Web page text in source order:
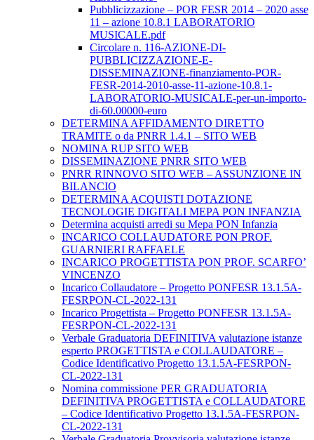
Pubblicizzazione – POR FESR 2014 – 2020 asse
11 – azione 10.8.1 LABORATORIO
MUSICALE.pdf
Circolare n. 116-AZIONE-DI-
PUBBLICIZZAZIONE-E-
DISSEMINAZIONE-finanziamento-POR-
FESR-2014-2010-asse-11-azione-10.8.1-
LABORATORIO-MUSICALE-per-un-importo-
di-60.00000-euro
DETERMINA AFFIDAMENTO DIRETTO
TRAMITE o da PNRR 1.4.1 – SITO WEB
NOMINA RUP SITO WEB
DISSEMINAZIONE PNRR SITO WEB
PNRR RINNOVO SITO WEB – ASSUNZIONE IN
BILANCIO
DETERMINA ACQUISTI DOTAZIONE
TECNOLOGIE DIGITALI MEPA PON INFANZIA
Determina acquisti arredi su Mepa PON Infanzia
INCARICO COLLAUDATORE PON PROF.
GUARNIERI RAFFAELE
INCARICO PROGETTISTA PON PROF. SCARFO’
VINCENZO
Incarico Collaudatore – Progetto PONFESR 13.1.5A-
FESRPON-CL-2022-131
Incarico Progettista – Progetto PONFESR 13.1.5A-
FESRPON-CL-2022-131
Verbale Graduatoria DEFINITIVA valutazione istanze
esperto PROGETTISTA e COLLAUDATORE –
Codice Identificativo Progetto 13.1.5A-FESRPON-
CL-2022-131
Nomina commissione PER GRADUATORIA
DEFINITIVA PROGETTISTA e COLLAUDATORE
– Codice Identificativo Progetto 13.1.5A-FESRPON-
CL-2022-131